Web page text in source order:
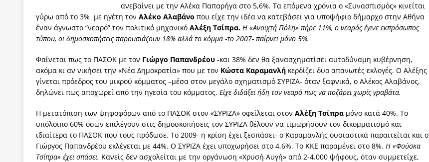
ανεβαίνει με την Αλέκα Παπαρήγα στο 5,6%. Τα επόμενα χρόνια ο «Συνασπισμός» κινείται
γύρω από το 3% με ηγέτη τον Αλέκο Αλαβάνο που είχε την ιδέα να κατεβάσει για υποψήφιο δήμαρχο στην Αθήνα
έναν άγνωστο “νεαρό” τον πολιτικό μηχανικό Αλέξη Τσίπρα. Η «Ανοιχτή Πόλη» πήρε 11%, ο νεαρός έγινε εκπρόσωπος
τύπου, οι δημοσκοπήσεις παρουσιάζουν 18% αλλά το κόμμα -το 2007- παίρνει μόνο 5%.
Φαίνεται πως το ΠΑΣΟΚ με τον Γιώργο Παπανδρέου -και 38% δεν θα ξανασχηματίσει αυτοδύναμη κυβέρνηση,
ακόμα κι αν νικήσει την «Νέα Δημοκρατία» που με τον Κώστα Καραμανλή κερδίζει δυο απανωτές εκλογές. Ο Αλέξης
γίνεται πρόεδρος του μικρού κόμματος –μέσα στον μεγάλο σχηματισμό ΣΥΡΙΖΑ- όταν ξαφνικά, ο Αλέκος Αλαβάνος,
δηλώνει πως αποχωρεί από την ηγεσία του κόμματος. Είχε διδάξει ήδη τον νεαρό πως να ποζάρει χωρίς γραβάτα.
Η μετατόπιση των ψηφοφόρων από το ΠΑΣΟΚ στον «ΣΥΡΙΖΑ» οφείλεται στον Αλέξη Τσίπρα μόνο κατά 40%. Το
υπόλοιπο 60% όσων επιλέγουν στις δημοσκοπήσεις τον ΣΥΡΙΖΑ θέλουν να τιμωρήσουν τον δικομματισμό και
ιδιαίτερα το ΠΑΣΟΚ που τους πρόδωσε. Το 2009- η κρίση έχει ξεσπάσει- ο Καραμανλής ουσιαστικά παραιτείται και ο
Γιώργος Παπανδρέου εκλέγεται με 44%. Ο ΣΥΡΙΖΑ έχει υποχωρήσει στο 4,6%. Το ΚΚΕ παραμένει στο 8%. Η «Φούσκα
Τσίπρα» έχει σπάσει. Κανείς δεν ασχολείται με την οργάνωση «Χρυσή Αυγή» από 2-4.000 ψήφους, όταν συμμετείχε,